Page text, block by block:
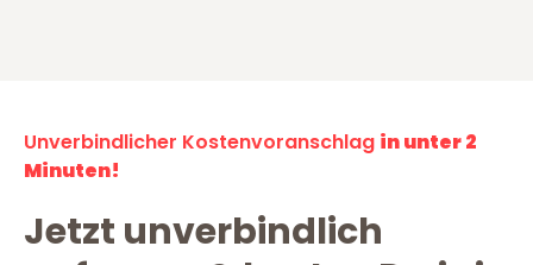
Unverbindlicher Kostenvoranschlag in unter 2
Minuten!
Jetzt unverbindlich